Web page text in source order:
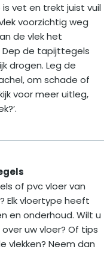
vet en trekt juist vuil
voorzichtig weg
de vlek het
de tapijttegels
drogen. Leg de
om schade of
voor meer uitleg,
of pvc vloer van
Elk vloertype heeft
en onderhoud. Wilt u
uw vloer? Of tips
vlekken? Neem dan